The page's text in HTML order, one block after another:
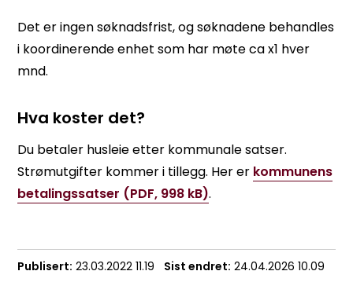
Det er ingen søknadsfrist, og søknadene behandles
i koordinerende enhet som har møte ca x1 hver
mnd.
Hva koster det?
Du betaler husleie etter kommunale satser.
Strømutgifter kommer i tillegg. Her er kommunens
betalingssatser (PDF, 998 kB).
Publisert 23.03.2022 11.19 Sist endret 24.04.2026 10.09